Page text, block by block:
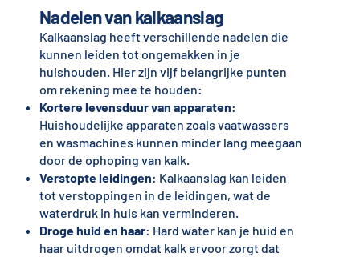
Nadelen van kalkaanslag
Kalkaanslag heeft verschillende nadelen die
kunnen leiden tot ongemakken in je
huishouden. Hier zijn vijf belangrijke punten
om rekening mee te houden:
Kortere levensduur van apparaten:
Huishoudelijke apparaten zoals vaatwassers
en wasmachines kunnen minder lang meegaan
door de ophoping van kalk.
Verstopte leidingen: Kalkaanslag kan leiden
tot verstoppingen in de leidingen, wat de
waterdruk in huis kan verminderen.
Droge huid en haar: Hard water kan je huid en
haar uitdrogen omdat kalk ervoor zorgt dat